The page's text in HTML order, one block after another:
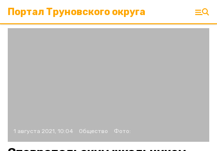
Портал Труновского округа
1 августа 2021, 10:04 Общество Фото: